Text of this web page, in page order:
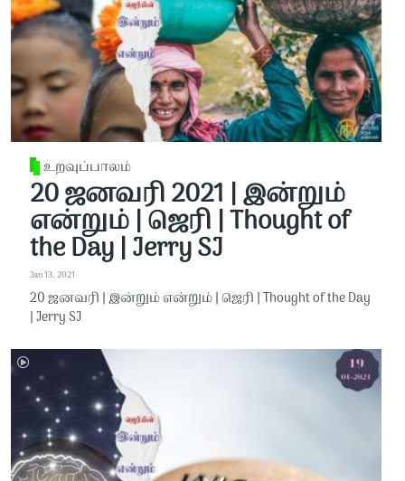
உறவுப்பாலம்
20 ஜனவரி 2021 | இன்றும்
என்றும் | ஜெரி | Thought of
the Day | Jerry SJ
Jan 13, 2021
20 ஜனவரி | இன்றும் என்றும் | ஜெரி | Thought of the Day
| Jerry SJ